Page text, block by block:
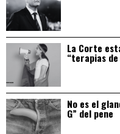
La Corte
“terapias
No es el
G” del pene